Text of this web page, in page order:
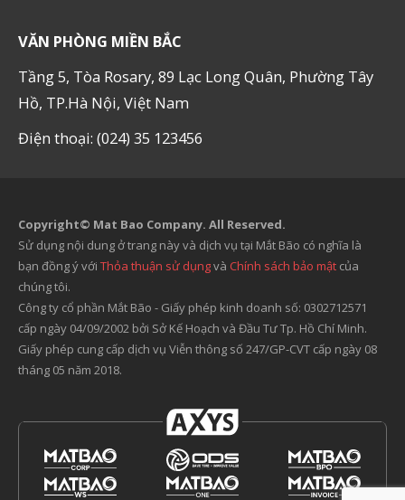
VĂN PHÒNG MIỀN BẮC
Tầng 5, Tòa Rosary, 89 Lạc Long Quân, Phường Tây
Hồ, TP.Hà Nội, Việt Nam
Điện thoại: (024) 35 123456
Copyright© Mat Bao Company. All Reserved.
Sử dụng nội dung ở trang này và dịch vụ tại Mắt Bão có nghĩa là
bạn đồng ý với Thỏa thuận sử dụngvà Chính sách bảo mật của
chúng tôi.
Công ty cổ phần Mắt Bão - Giấy phép kinh doanh số: 0302712571
cấp ngày 04/09/2002 bởi Sở Kế Hoạch và Đầu Tư Tp. Hồ Chí Minh.
Giấy phép cung cấp dịch vụ Viễn thông số 247/GP-CVT cấp ngày 08
tháng 05 năm 2018.